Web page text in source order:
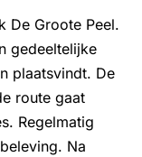
De Groote Peel.
gedeeltelijke
plaatsvindt. De
route gaat
Regelmatig
Na